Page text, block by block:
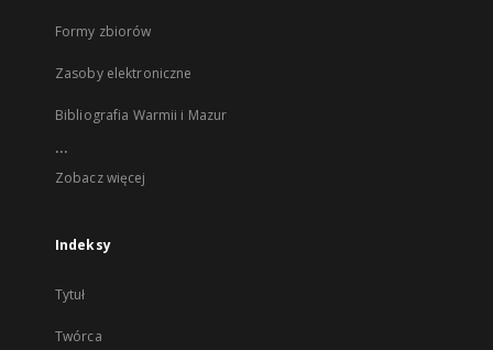
Formy zbiorów
Zasoby elektroniczne
Bibliografia Warmii i Mazur
...
Zobacz więcej
Indeksy
Tytuł
Twórca